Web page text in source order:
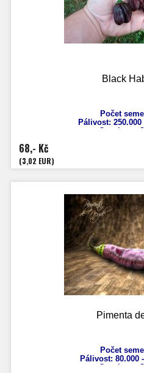
Black
Počet
Pálivost: 250.000
Capsicum
68,- Kč
(3,02 EUR)
Pimenta
Počet
Pálivost: 80.000
Capsicum